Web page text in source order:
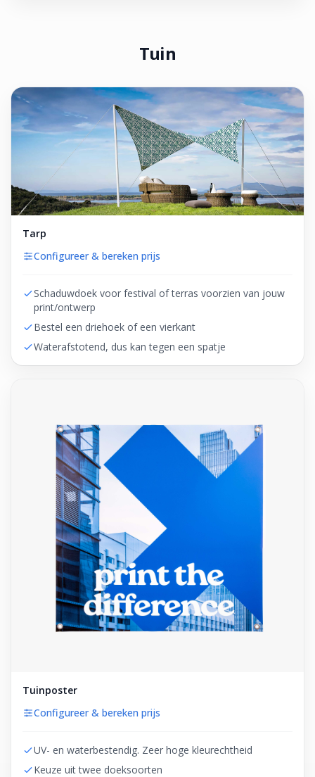
Tuin
Tarp
Configureer & bereken prijs
Schaduwdoek voor festival of terras voorzien van jouw
print/ontwerp
Bestel een driehoek of een vierkant
Waterafstotend, dus kan tegen een spatje
Tuinposter
Configureer & bereken prijs
UV- en waterbestendig. Zeer hoge kleurechtheid
Keuze uit twee doeksoorten